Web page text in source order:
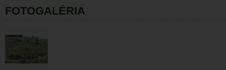
FOTOGALÉRIA